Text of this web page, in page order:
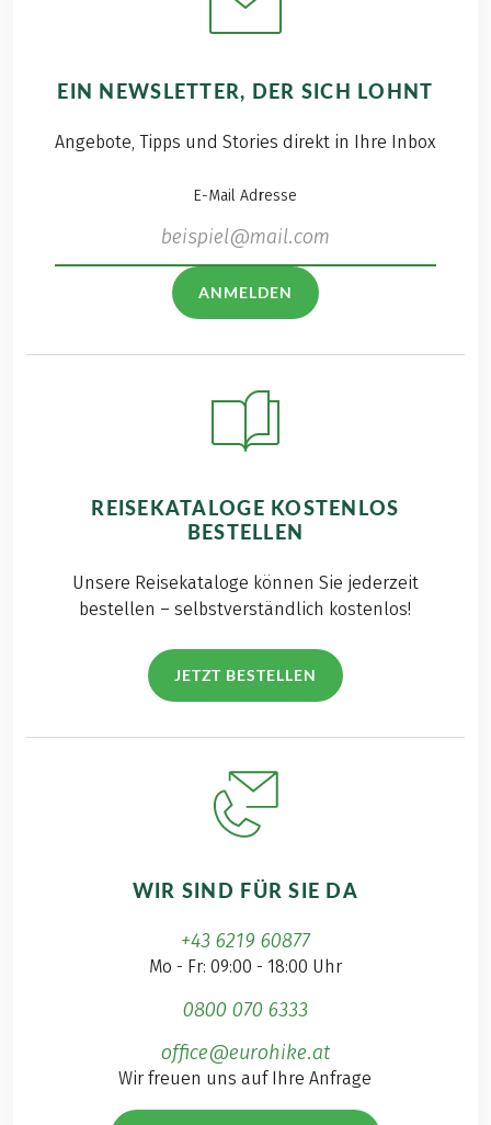
EIN NEWSLETTER, DER SICH LOHNT
Angebote, Tipps und Stories direkt in Ihre Inbox
E-Mail Adresse
ANMELDEN
REISEKATALOGE KOSTENLOS
BESTELLEN
Unsere Reisekataloge können Sie jederzeit
bestellen – selbstverständlich kostenlos!
JETZT BESTELLEN
WIR SIND FÜR SIE DA
+43 6219 60877
Mo - Fr: 09:00 - 18:00 Uhr
0800 070 6333
office@eurohike.at
Wir freuen uns auf Ihre Anfrage